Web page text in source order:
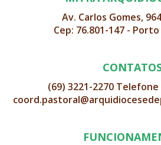
Av. Carlos Gomes,
Cep: 76.801-147 -
(69) 3221-2270